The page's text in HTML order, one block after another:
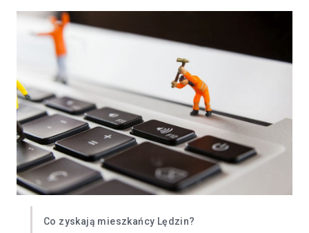
Co zyskają mieszkańcy Lędzin?